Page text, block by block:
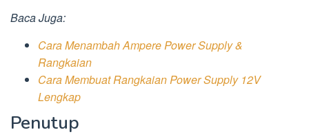
Baca Juga:
Cara Menambah Ampere Power Supply &
Rangkaian
Cara Membuat Rangkaian Power Supply 12V
Lengkap
Penutup